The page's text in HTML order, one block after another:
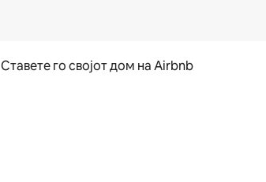
Ставете го својот дом на Airbnb